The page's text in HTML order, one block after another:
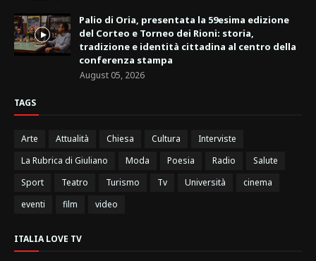
Palio di Oria, presentata la 59esima edizione
del Corteo e Torneo dei Rioni: storia,
tradizione e identità cittadina al centro della
conferenza stampa
August 05, 2026
TAGS
Arte Attualità Chiesa Cultura
Interviste
La Rubrica di Giuliano
Moda Poesia Radio
Salute
Sport
Teatro Turismo Tv Università
cinema
eventi
film video
ITALIA LOVE TV